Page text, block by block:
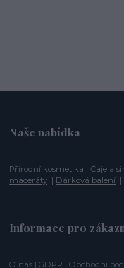
Naše nabídka
Přírodní kosmetika |Čaje a
maceráty | Dárková balení |
Informace pro
O nás |GDPR |Obchodní